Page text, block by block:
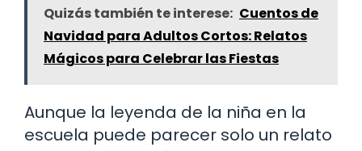
Quizás también te interese: Cuentos de
Navidad para Adultos Cortos: Relatos
Mágicos para Celebrar las Fiestas
Aunque la leyenda de la niña en la
escuela puede parecer solo un relato